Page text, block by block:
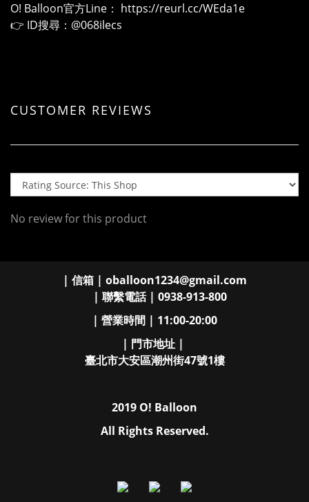
O! Balloon官方Line： https://reurl.cc/WEda1e
👉 ID搜尋：@068ilecs
CUSTOMER REVIEWS
No review for this product
| 信箱 | oballoon1234@gmail.com
| 聯繫電話 | 0938-913-800
| 營業時間 | 11:00-20:00
| 門市地址 |
臺北市大安區潮州街47號1樓
2019 O! Balloon
All Rights Reserved.